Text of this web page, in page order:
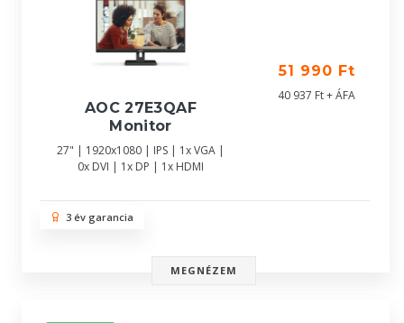
AOC 27E3QAF
Monitor
27" | 1920x1080 | IPS | 1x VGA |
0x DVI | 1x DP | 1x HDMI
51 990 Ft
40 937 Ft + ÁFA
3 év garancia
MEGNÉZEM